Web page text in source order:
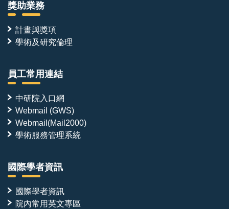
獎助業務
計畫與獎項
學術及研究倫理
員工常用連結
中研院入口網
Webmail (GWS)
Webmail(Mail2000)
學術服務管理系統
國際學者資訊
國際學者資訊
院內常用英文專區